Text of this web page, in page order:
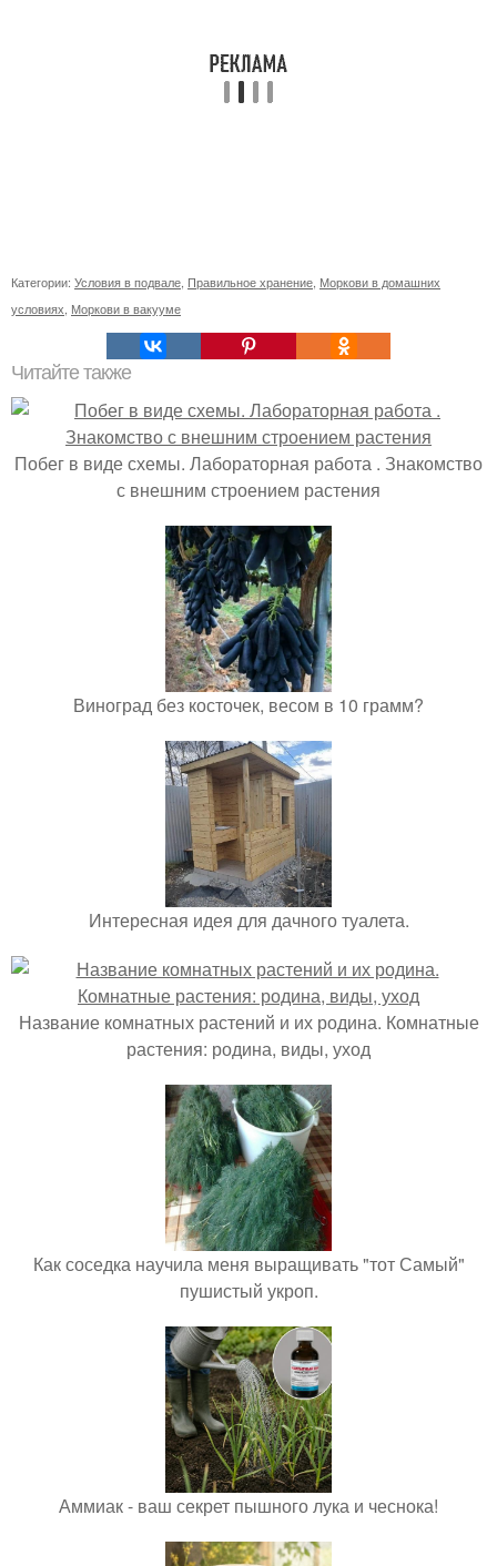
Категории: Условия в подвале Правильное хранение Моркови в домашних
условиях Моркови в вакууме
Читайте также
Побег в виде схемы. Лабораторная работа . Знакомство
с внешним строением растения
Виноград без косточек, весом в 10 грамм?
Интересная идея для дачного туалета.
Название комнатных растений и их родина. Комнатные
растения: родина, виды, уход
Как соседка научила меня выращивать "тот Самый"
пушистый укроп.
Аммиак - ваш секрет пышного лука и чеснока!